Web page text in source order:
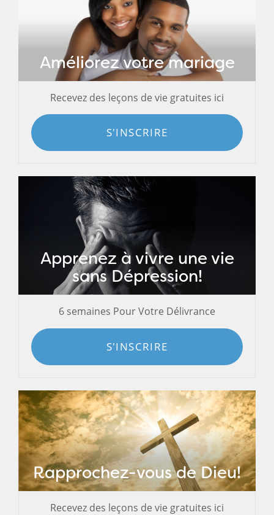
Améliorez votre mariage
Recevez des leçons de vie gratuites ici
S'INSCRIRE
Apprenez à vivre une vie
sans Dépression!
6 semaines Pour Votre Délivrance
S'INSCRIRE
Rapprochez-vous de Dieu!
Recevez des leçons de vie gratuites ici